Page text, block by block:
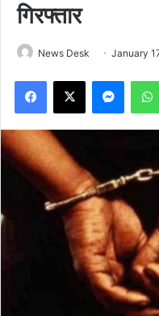
गिरफ्तार
News Desk January
Facebook
X